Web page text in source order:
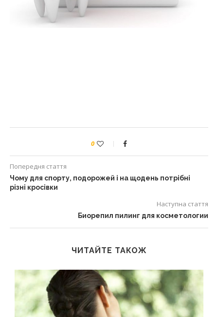
0
Попередня стаття
Чому для спорту, подорожей і на щодень потрібні
різні кросівки
Наступна стаття
Биорепил пилинг для косметологии
ЧИТАЙТЕ ТАКОЖ